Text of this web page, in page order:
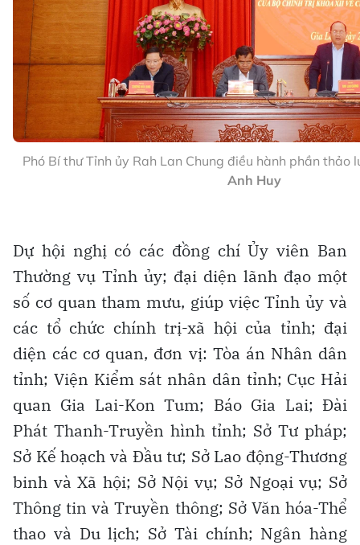
Phó Bí thư Tỉnh ủy Rah Lan Chung điều hành phần thảo
Anh Huy
Dự hội nghị có các đồng chí Ủy viên Ban
Thường vụ Tỉnh ủy; đại diện lãnh đạo một
số cơ quan tham mưu, giúp việc Tỉnh ủy và
các tổ chức chính trị-xã hội của tỉnh; đại
diện các cơ quan, đơn vị: Tòa án Nhân dân
tỉnh; Viện Kiểm sát nhân dân tỉnh; Cục Hải
quan Gia Lai-Kon Tum; Báo Gia Lai; Đài
Phát Thanh-Truyền hình tỉnh; Sở Tư pháp;
Sở Kế hoạch và Đầu tư; Sở Lao động-Thương
binh và Xã hội; Sở Nội vụ; Sở Ngoại vụ; Sở
Thông tin và Truyền thông; Sở Văn hóa-Thể
thao và Du lịch; Sở Tài chính; Ngân hàng